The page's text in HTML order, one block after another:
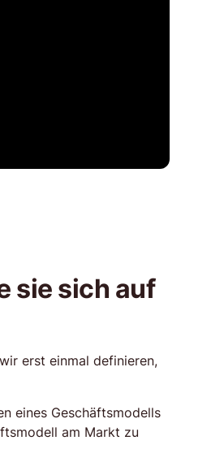
sie sich auf
erst einmal definieren,
eines Geschäftsmodells
am Markt zu